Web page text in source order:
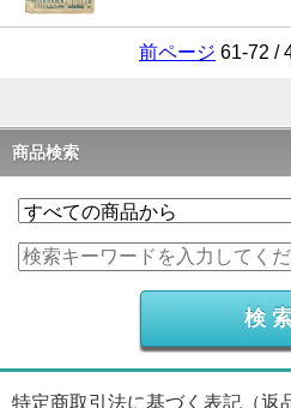
前ページ 61-72 /
商品検索
特定商取引法に基づく表記（返